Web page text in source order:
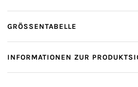
GRÖSSENTABELLE
INFORMATIONEN ZUR